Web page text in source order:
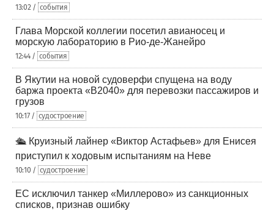
13:02 / события
Глава Морской коллегии посетил авианосец и
морскую лабораторию в Рио-де-Жанейро
12:44 / события
В Якутии на новой судоверфи спущена на воду
баржа проекта «В2040» для перевозки пассажиров и
грузов
10:17 / судостроение
🛳️ Круизный лайнер «Виктор Астафьев» для Енисея
приступил к ходовым испытаниям на Неве
10:10 / судостроение
ЕС исключил танкер «Миллерово» из санкционных
списков, признав ошибку